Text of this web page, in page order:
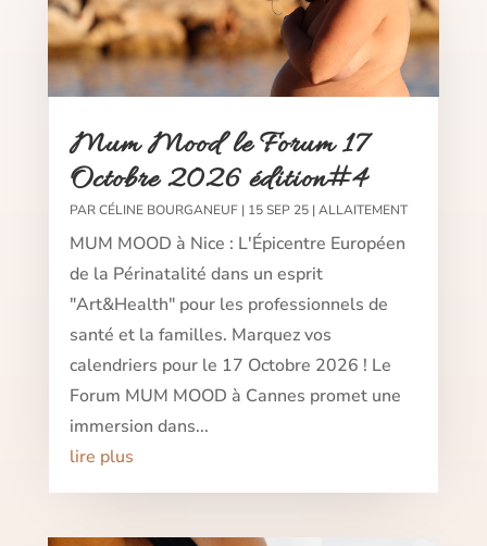
Mum Mood le Forum 17
Octobre 2026 édition#4
PARCÉLINE BOURGANEUF | 15 SEP 25|ALLAITEMENT
MUM MOOD à Nice : L'Épicentre Européen
de la Périnatalité dans un esprit
"Art&Health" pour les professionnels de
santé et la familles. Marquez vos
calendriers pour le 17 Octobre 2026 ! Le
Forum MUM MOOD à Cannes promet une
immersion dans...
lire plus